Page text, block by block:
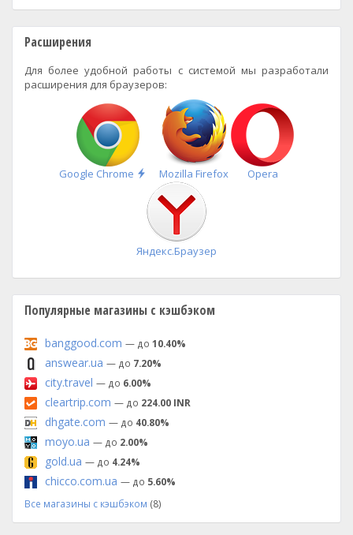
Расширения
Для более удобной работы с системой мы разработали
расширения для браузеров:
Google Chrome
Быстрая
установка
Mozilla Firefox Opera
Яндекс.Браузер
Популярные магазины с кэшбэком
banggood.com — до 10.40%
answear.ua — до 7.20%
city.travel — до 6.00%
cleartrip.com — до 224.00 INR
dhgate.com — до 40.80%
moyo.ua — до 2.00%
gold.ua — до 4.24%
chicco.com.ua — до 5.60%
Все магазины с кэшбэком (8)